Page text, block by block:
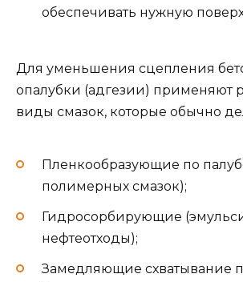
обеспечивать нужную
Для уменьшения сцепления
опалубки (адгезии) применяют
виды смазок, которые обычно
Пленкообразующие по
полимерных смазок);
Гидросорбирующие
нефтеотходы);
Замедляющие схватывание